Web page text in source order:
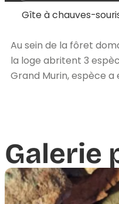
Gîte à chauves-
Au sein de la fôret
la loge abritent 3
Grand Murin, espèce a
Galerie